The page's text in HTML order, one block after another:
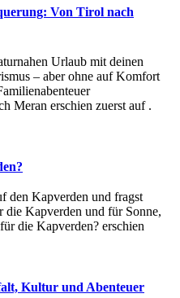
Von Tirol nach
Urlaub mit deinen
– aber ohne auf Komfort
Meran erschien zuerst auf .
den Kapverden und fragst
die Kapverden und für Sonne,
die Kapverden? erschien
Kultur und Abenteuer